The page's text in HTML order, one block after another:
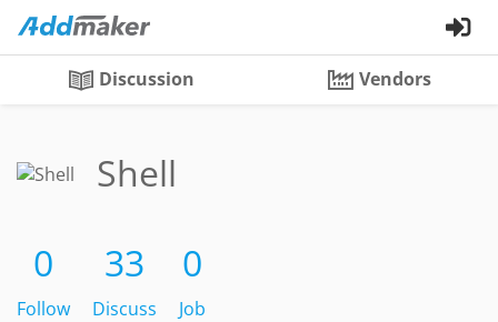
Discussion Vendors
Shell
0
Follow
33
Discuss
0
Job